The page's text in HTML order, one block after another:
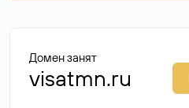
Домен занят
visatmn.ru